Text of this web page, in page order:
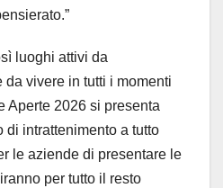
luoghi attivi da
da vivere in tutti i momenti
Aperte 2026 si presenta
di intrattenimento a tutto
le aziende di presentare le
per tutto il resto